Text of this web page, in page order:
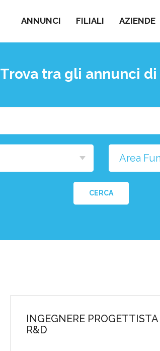
ANNUNCI FILIALI AZIENDE
Trova tra gli annunci di
stai
cercando?
CERCA
INGEGNERE PROGETTISTA
R&D